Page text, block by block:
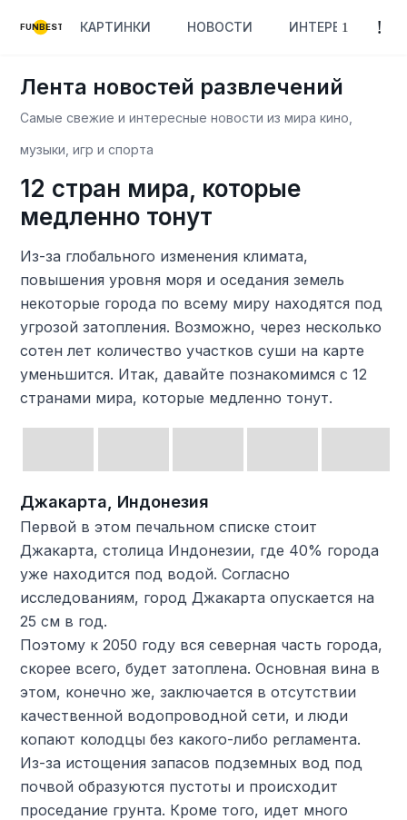
FUNBEST КАРТИНКИ НОВОСТИ ИНТЕРЕСНОЕ
Лента новостей развлечений
Самые свежие и интересные новости из мира кино,
музыки, игр и спорта
12 стран мира, которые
медленно тонут
Из-за глобального изменения климата,
повышения уровня моря и оседания земель
некоторые города по всему миру находятся под
угрозой затопления. Возможно, через несколько
сотен лет количество участков суши на карте
уменьшится. Итак, давайте познакомимся с 12
странами мира, которые медленно тонут.
Джакарта, Индонезия
Первой в этом печальном списке стоит
Джакарта, столица Индонезии, где 40% города
уже находится под водой. Согласно
исследованиям, город Джакарта опускается на
25 см в год.
Поэтому к 2050 году вся северная часть города,
скорее всего, будет затоплена. Основная вина в
этом, конечно же, заключается в отсутствии
качественной водопроводной сети, и люди
копают колодцы без какого-либо регламента.
Из-за истощения запасов подземных вод под
почвой образуются пустоты и происходит
проседание грунта. Кроме того, идет много